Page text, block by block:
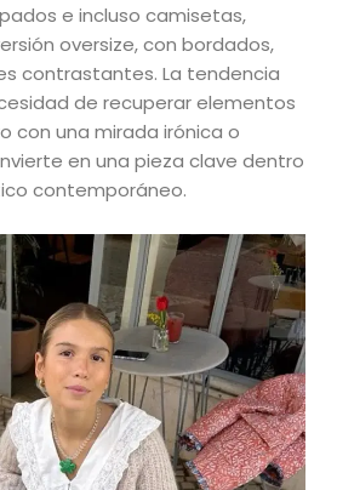
e incluso camisetas,
oversize, con bordados,
contrastantes. La tendencia
de recuperar elementos
con una mirada irónica o
en una pieza clave dentro
contemporáneo.